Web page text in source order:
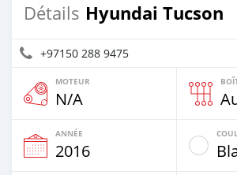
Détails Hyundai Tucson
+97150 288 9475
MOTEUR
N/A
ANNÉE
2016